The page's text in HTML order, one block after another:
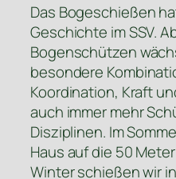
Das Bogeschießen
Geschichte im SSV.
Bogenschützen
besondere
Koordination, Kraft
auch immer mehr
Disziplinen. Im
Haus auf die 50
Winter schießen wir